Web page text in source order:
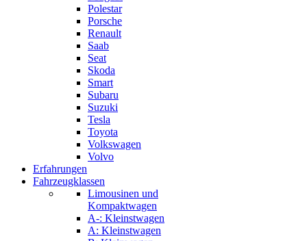
Polestar
Porsche
Renault
Saab
Seat
Skoda
Smart
Subaru
Suzuki
Tesla
Toyota
Volkswagen
Volvo
Erfahrungen
Fahrzeugklassen
Limousinen und
Kompaktwagen
A-: Kleinstwagen
A: Kleinstwagen